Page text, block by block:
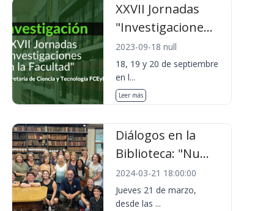
XXVII Jornadas
"Investigacione...
2023-09-18 null
18, 19 y 20 de septiembre
en l...
Leer más
Diálogos en la
Biblioteca: "Nu...
2024-03-21 18:00:00
Jueves 21 de marzo,
desde las ...